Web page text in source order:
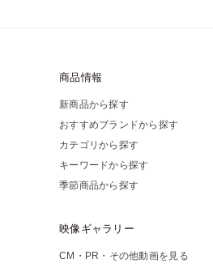
商品情報
新商品から探す
おすすめブランドから探す
カテゴリから探す
キーワードから探す
季節商品から探す
映像ギャラリー
CM・PR・その他動画を見る